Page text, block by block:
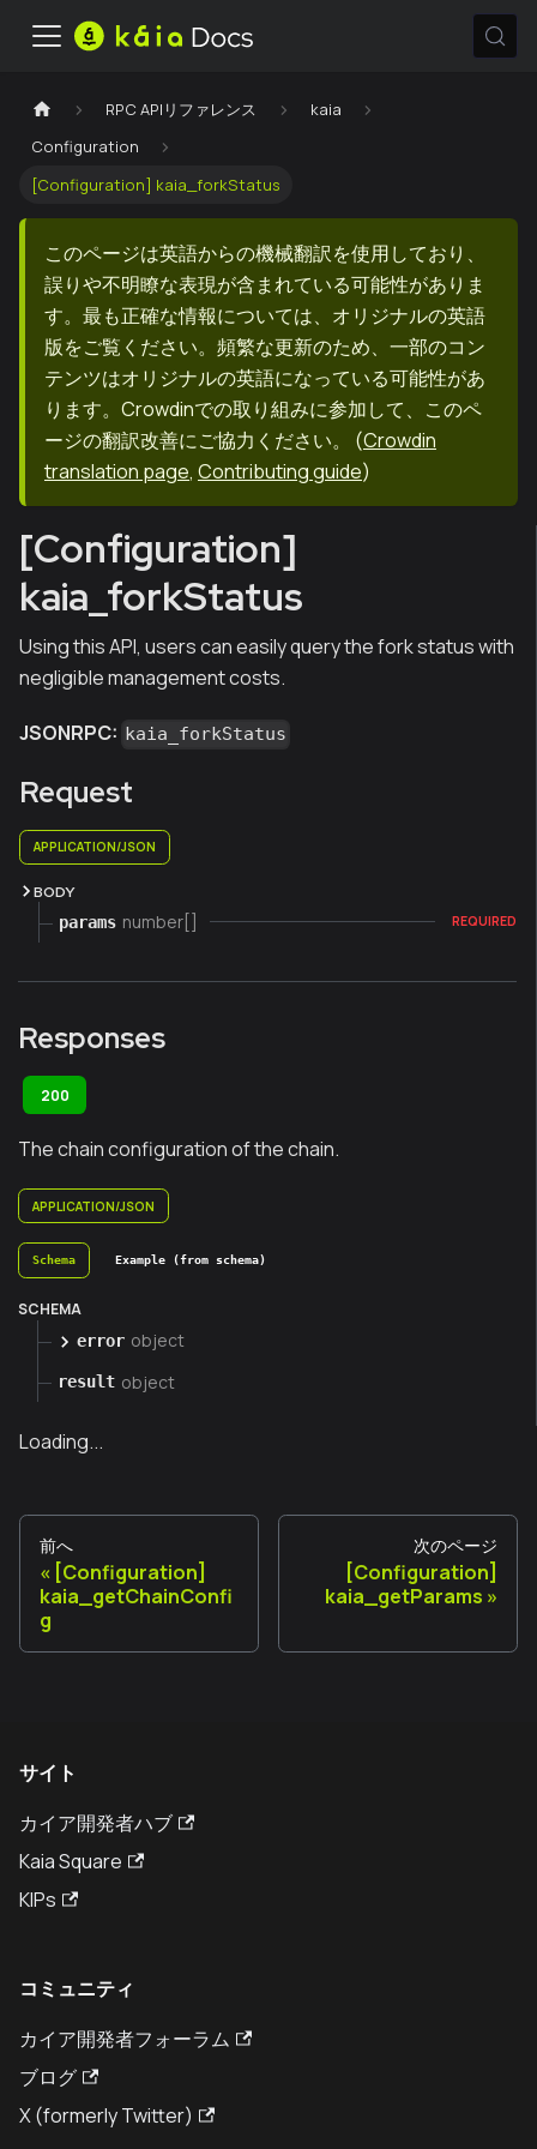
RPC APIリファレンス
kaia
Configuration
[Configuration] kaia_forkStatus
このページは英語からの機械翻訳を使用しており、
誤りや不明瞭な表現が含まれている可能性がありま
す。最も正確な情報については、オリジナルの英語
版をご覧ください。頻繁な更新のため、一部のコン
テンツはオリジナルの英語になっている可能性があ
ります。Crowdinでの取り組みに参加して、このペ
ージの翻訳改善にご協力ください。
(Crowdin
translation page, Contributing guide)
[Configuration]
kaia_forkStatus
Using this API, users can easily query the fork status with
negligible management costs.
JSONRPC: kaia_forkStatus
Request
APPLICATION/JSON
BODY
params number[] REQUIRED
Responses
200
The chain configuration of the chain.
APPLICATION/JSON
Schema Example (from schema)
SCHEMA
error object
result object
Loading...
前へ
[Configuration]
kaia_getChainConfi
g
次のページ
[Configuration]
kaia_getParams
サイト
カイア開発者ハブ
Kaia Square
KIPs
コミュニティ
カイア開発者フォーラム
ブログ
X (formerly Twitter)